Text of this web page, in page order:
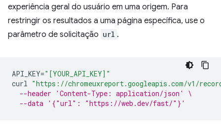
experiência geral do usuário em uma origem. Para
restringir os resultados a uma página específica, use o
parâmetro de solicitação url .
API_KEY="[YOUR_API_KEY]"
curl "https://chromeuxreport.googleapis.com/v1/
--header 'Content-Type: application/json' \
--data '{"url": "https://web.dev/fast/"}'